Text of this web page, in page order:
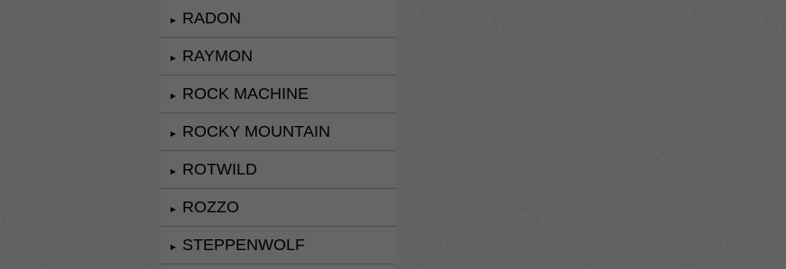
► RADON
► RAYMON
► ROCK MACHINE
► ROCKY MOUNTAIN
► ROTWILD
► ROZZO
► STEPPENWOLF